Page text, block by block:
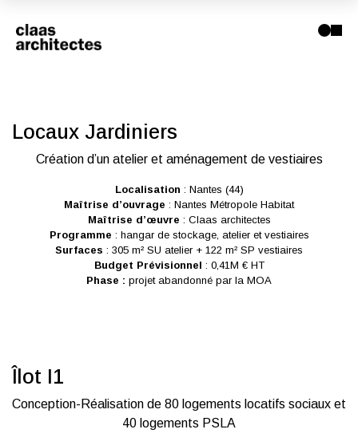
Locaux Jardiniers
Création d’un atelier et aménagement de vestiaires
Localisation : Nantes (44)
Maîtrise d’ouvrage : Nantes Métropole Habitat
Maîtrise d’œuvre : Claas architectes
Programme : hangar de stockage, atelier et vestiaires
Surfaces : 305 m² SU atelier + 122 m² SP vestiaires
Budget Prévisionnel : 0,41M € HT
Phase : projet abandonné par la MOA
Îlot I1
Conception-Réalisation de 80 logements locatifs sociaux et
40 logements PSLA